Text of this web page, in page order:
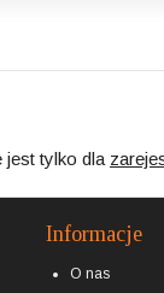
jest tylko dla
Informacje
O nas